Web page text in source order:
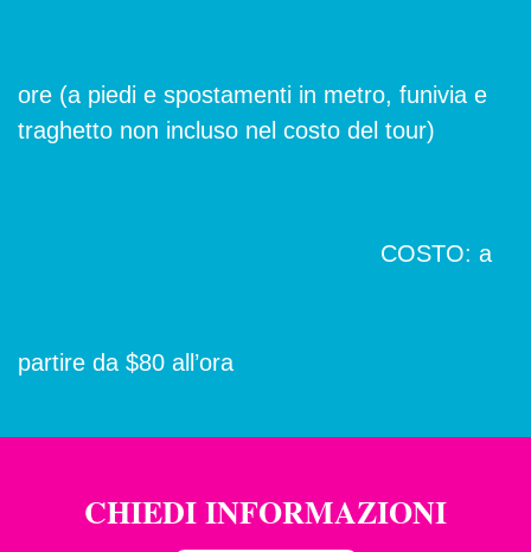
ore (a piedi e spostamenti in metro, funivia e
traghetto non incluso nel costo del tour)
COSTO: a
partire da $80 all’ora
CHIEDI INFORMAZIONI